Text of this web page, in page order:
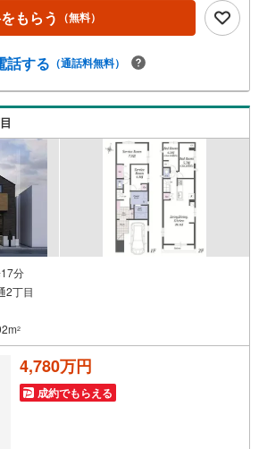
とスムーズにご案内が可能です。◎現地のご
平日や夜遅い時間帯もご案内が可能 ※定休
・車でご自宅や最寄り駅等、ご指定の場所ま
無料物件のご紹介だけでなく住宅ロー
談、まずは家探しについて話を聞きたいと
です！年間8000棟以上の限定物件を発表し
ンハウスだから出会える物件が多数ございま
にご連絡・ご相談ください！※限定物件:当
は当社を含めた数社でのみご紹介可能なオ
ディベロップメントの物件
もらう （無料）
話する （通話料無料）
分
2丁目
2
4,780万円
成約でもらえる